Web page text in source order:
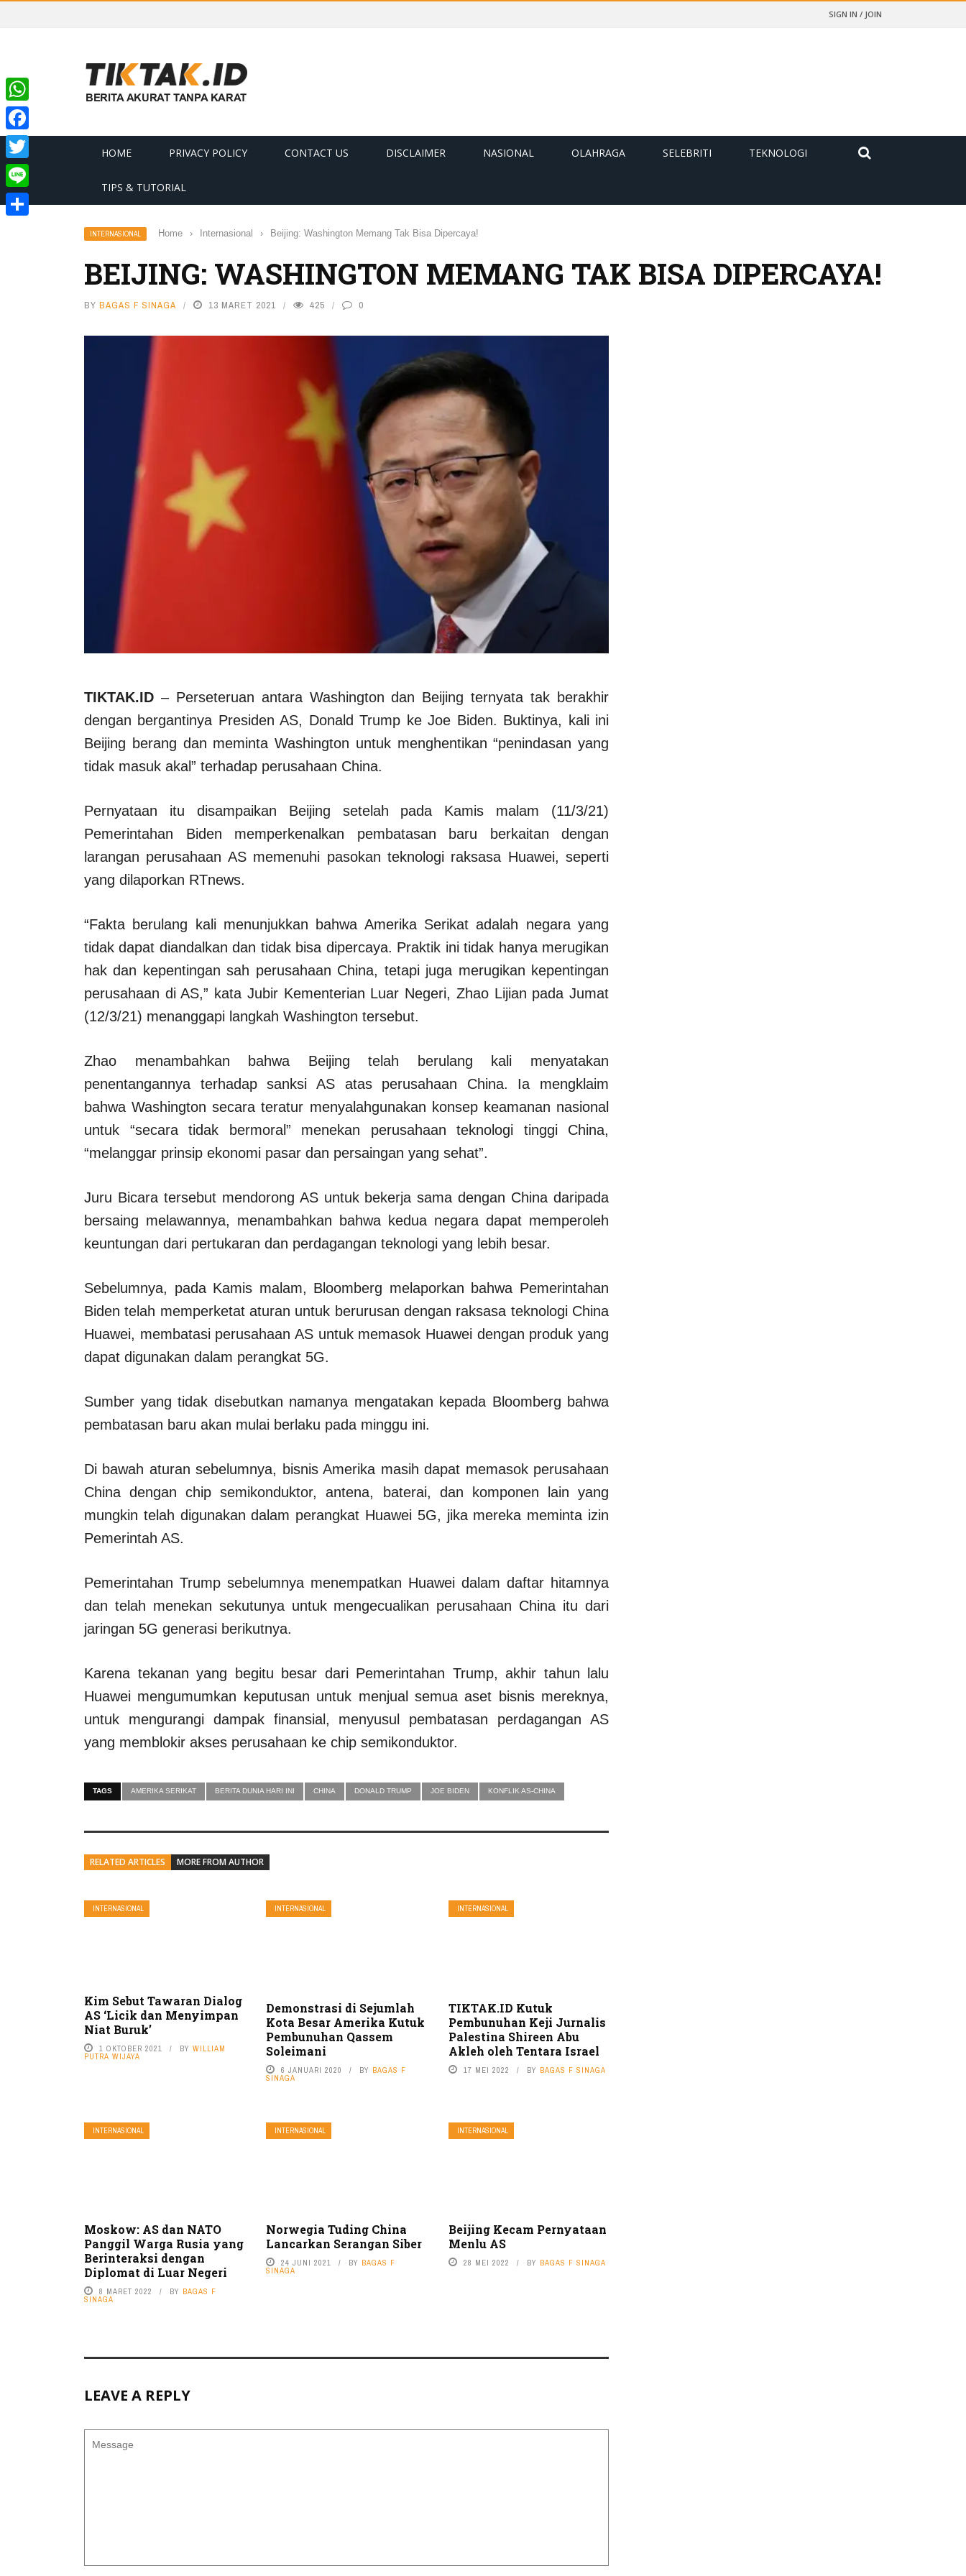
SIGN IN / JOIN
HOME PRIVACY POLICY CONTACT US DISCLAIMER NASIONAL OLAHRAGA SELEBRITI TEKNOLOGI
TIPS & TUTORIAL
INTERNASIONAL Home › Internasional › Beijing: Washington Memang Tak Bisa Dipercaya!
BEIJING: WASHINGTON MEMANG TAK BISA DIPERCAYA!
BY BAGAS F SINAGA 13 MARET 2021 425 0
TIKTAK.ID – Perseteruan antara Washington dan Beijing ternyata tak berakhir
dengan bergantinya Presiden AS, Donald Trump ke Joe Biden. Buktinya, kali ini
Beijing berang dan meminta Washington untuk menghentikan “penindasan yang
tidak masuk akal” terhadap perusahaan China.
Pernyataan itu disampaikan Beijing setelah pada Kamis malam (11/3/21)
Pemerintahan Biden memperkenalkan pembatasan baru berkaitan dengan
larangan perusahaan AS memenuhi pasokan teknologi raksasa Huawei, seperti
yang dilaporkan RTnews.
“Fakta berulang kali menunjukkan bahwa Amerika Serikat adalah negara yang
tidak dapat diandalkan dan tidak bisa dipercaya. Praktik ini tidak hanya merugikan
hak dan kepentingan sah perusahaan China, tetapi juga merugikan kepentingan
perusahaan di AS,” kata Jubir Kementerian Luar Negeri, Zhao Lijian pada Jumat
(12/3/21) menanggapi langkah Washington tersebut.
Zhao menambahkan bahwa Beijing telah berulang kali menyatakan
penentangannya terhadap sanksi AS atas perusahaan China. Ia mengklaim
bahwa Washington secara teratur menyalahgunakan konsep keamanan nasional
untuk “secara tidak bermoral” menekan perusahaan teknologi tinggi China,
“melanggar prinsip ekonomi pasar dan persaingan yang sehat”.
Juru Bicara tersebut mendorong AS untuk bekerja sama dengan China daripada
bersaing melawannya, menambahkan bahwa kedua negara dapat memperoleh
keuntungan dari pertukaran dan perdagangan teknologi yang lebih besar.
Sebelumnya, pada Kamis malam, Bloomberg melaporkan bahwa Pemerintahan
Biden telah memperketat aturan untuk berurusan dengan raksasa teknologi China
Huawei, membatasi perusahaan AS untuk memasok Huawei dengan produk yang
dapat digunakan dalam perangkat 5G.
Sumber yang tidak disebutkan namanya mengatakan kepada Bloomberg bahwa
pembatasan baru akan mulai berlaku pada minggu ini.
Di bawah aturan sebelumnya, bisnis Amerika masih dapat memasok perusahaan
China dengan chip semikonduktor, antena, baterai, dan komponen lain yang
mungkin telah digunakan dalam perangkat Huawei 5G, jika mereka meminta izin
Pemerintah AS.
Pemerintahan Trump sebelumnya menempatkan Huawei dalam daftar hitamnya
dan telah menekan sekutunya untuk mengecualikan perusahaan China itu dari
jaringan 5G generasi berikutnya.
Karena tekanan yang begitu besar dari Pemerintahan Trump, akhir tahun lalu
Huawei mengumumkan keputusan untuk menjual semua aset bisnis mereknya,
untuk mengurangi dampak finansial, menyusul pembatasan perdagangan AS
yang memblokir akses perusahaan ke chip semikonduktor.
TAGS AMERIKA SERIKAT BERITA DUNIA HARI INI CHINA DONALD TRUMP JOE BIDEN KONFLIK AS-CHINA
RELATED ARTICLES MORE FROM AUTHOR
INTERNASIONAL
Kim Sebut Tawaran Dialog
AS ‘Licik dan Menyimpan
Niat Buruk’
1 OKTOBER 2021 BY WILLIAM
PUTRA WIJAYA
INTERNASIONAL
Demonstrasi di Sejumlah
Kota Besar Amerika Kutuk
Pembunuhan Qassem
Soleimani
6 JANUARI 2020 BY BAGAS F
SINAGA
INTERNASIONAL
TIKTAK.ID Kutuk
Pembunuhan Keji Jurnalis
Palestina Shireen Abu
Akleh oleh Tentara Israel
17 MEI 2022 BY BAGAS F SINAGA
INTERNASIONAL
Moskow: AS dan NATO
Panggil Warga Rusia yang
Berinteraksi dengan
Diplomat di Luar Negeri
8 MARET 2022 BY BAGAS F
SINAGA
INTERNASIONAL
Norwegia Tuding China
Lancarkan Serangan Siber
24 JUNI 2021 BY BAGAS F
SINAGA
INTERNASIONAL
Beijing Kecam Pernyataan
Menlu AS
28 MEI 2022 BY BAGAS F SINAGA
LEAVE A REPLY
WhatsApp
Facebook
Twitter
Line